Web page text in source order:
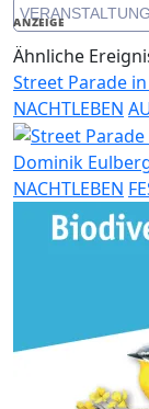
ANZEIGE
Ähnliche
Street Parade
NACHTLEBEN
Dominik
NACHTLEBEN